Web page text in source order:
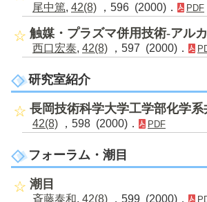
尾中篤, 42(8) ，596 (2000)． PDF
触媒・プラズマ併用技術-アル
西口宏泰, 42(8) ，597 (2000)．
研究室紹介
長岡技術科学大学工学部化学
42(8) ，598 (2000)． PDF
フォーラム・潮目
潮目
斉藤泰和, 42(8) ，599 (2000)．